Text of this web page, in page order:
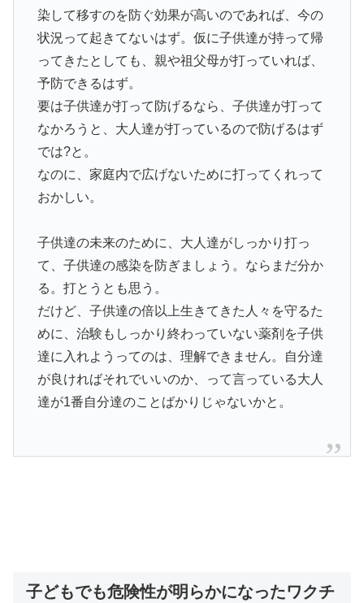
染して移すのを防ぐ効果が高いのであれば、今の
状況って起きてないはず。仮に子供達が持って帰
ってきたとしても、親や祖父母が打っていれば、
予防できるはず。
要は子供達が打って防げるなら、子供達が打って
なかろうと、大人達が打っているので防げるはず
では?と。
なのに、家庭内で広げないために打ってくれって
おかしい。
子供達の未来のために、大人達がしっかり打っ
て、子供達の感染を防ぎましょう。ならまだ分か
る。打とうとも思う。
だけど、子供達の倍以上生きてきた人々を守るた
めに、治験もしっかり終わっていない薬剤を子供
達に入れようってのは、理解できません。自分達
が良ければそれでいいのか、って言っている大人
達が1番自分達のことばかりじゃないかと。
子どもでも危険性が明らかになったワクチ